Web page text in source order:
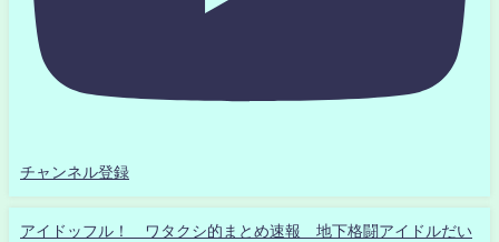
チャンネル登録
アイドッフル！ ワタクシ的まとめ速報 地下格闘アイドルだい